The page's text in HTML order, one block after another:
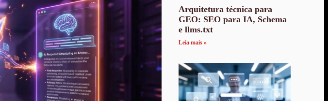
Arquitetura técnica para
GEO: SEO para IA, Schema
e llms.txt
Leia mais »